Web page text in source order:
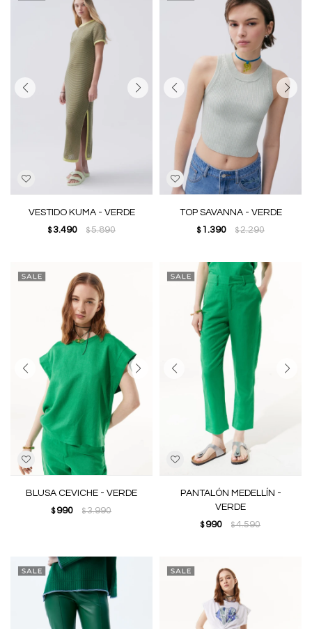
VESTIDO KUMA - VERDE
$ 3.490 $5.890
TOP SAVANNA - VERDE
$ 1.390 $2.290
BLUSA CEVICHE - VERDE
$ 990 $3.990
PANTALÓN MEDELLÍN -
VERDE
$ 990 $4.590